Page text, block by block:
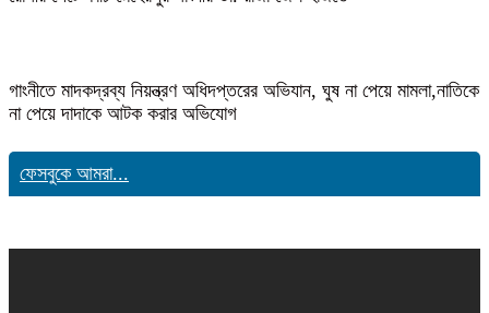
গাংনীতে মাদকদ্রব্য নিয়ন্ত্রণ অধিদপ্তরের অভিযান, ঘুষ না পেয়ে মামলা,নাতিকে
না পেয়ে দাদাকে আটক করার অভিযোগ
ফেসবুকে আমরা...